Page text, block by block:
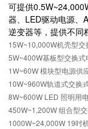
可提供
器、LED驱动电源、
逆变器等，提供不同
15W~10,000W机壳型交
5W~400W基板型交换式
1W~60W 模块型电源供
10W~960W轨道式交换
8W~600W LED 照明用
450W~1,200W 组合型
1000W~24,000W 19吋